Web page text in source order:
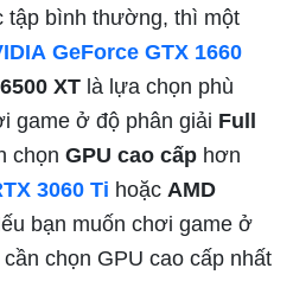
tập bình thường, thì một
GeForce GTX 1660
XT là lựa chọn phù
game ở độ phân giải Full
chọn GPU cao cấp hơn
3060 Ti hoặc AMD
bạn muốn chơi game ở
chọn GPU cao cấp nhất